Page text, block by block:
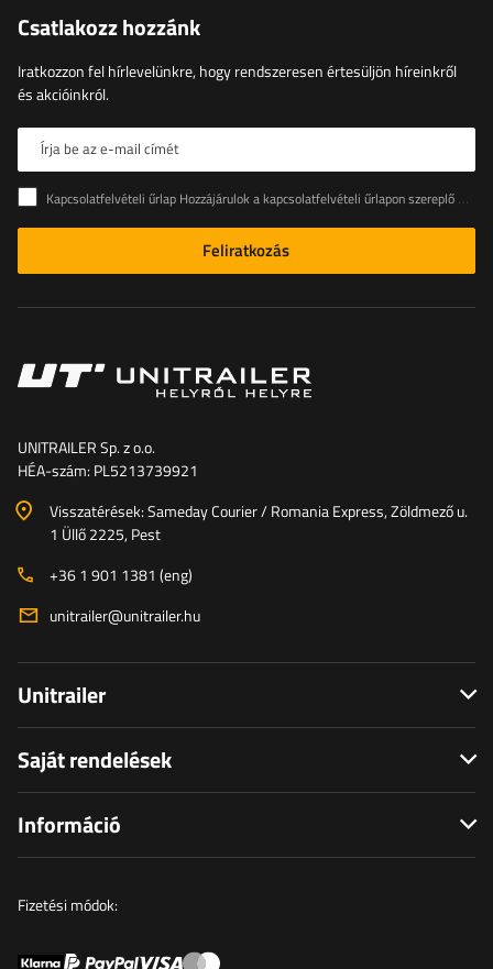
Csatlakozz hozzánk
Iratkozzon fel hírlevelünkre, hogy rendszeresen értesüljön híreinkről
és akcióinkról.
Írja be az e-mail címét
Kapcsolatfelvételi űrlap Hozzájárulok a kapcsolatfelvételi űrlapon szereplő személyes adataimnak az Európai Parlament és a Tanács (EU) rendeletével összhangban történő kezeléséhez
Feliratkozás
UNITRAILER Sp. z o.o.
HÉA-szám: PL5213739921
Visszatérések: Sameday Courier / Romania Express, Zöldmező u.
1 Üllő 2225, Pest
+36 1 901 1381 (eng)
unitrailer@unitrailer.hu
Unitrailer
Saját rendelések
Információ
Fizetési módok: